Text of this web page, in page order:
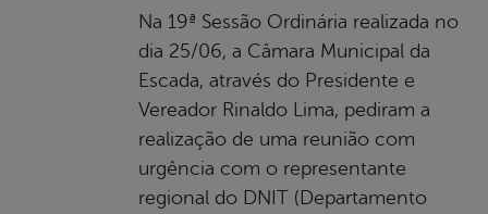
Na 19ª Sessão Ordinária realizada no
dia 25/06, a Câmara Municipal da
Escada, através do Presidente e
Vereador Rinaldo Lima, pediram a
realização de uma reunião com
urgência com o representante
regional do DNIT (Departamento